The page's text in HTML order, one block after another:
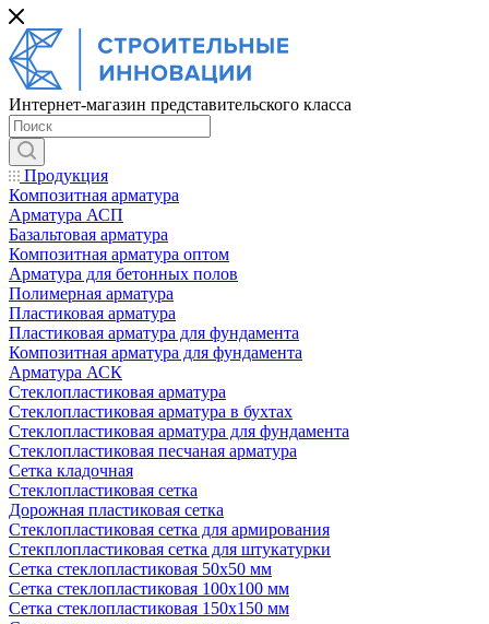
Интернет-магазин представительского класса
Продукция
Композитная арматура
Арматура АСП
Базальтовая арматура
Композитная арматура оптом
Арматура для бетонных полов
Полимерная арматура
Пластиковая арматура
Пластиковая арматура для фундамента
Композитная арматура для фундамента
Арматура АСК
Cтеклопластиковая арматура
Стеклопластиковая арматура в бухтах
Стеклопластиковая арматура для фундамента
Стеклопластиковая песчаная арматура
Сетка кладочная
Стеклопластиковая сетка
Дорожная пластиковая сетка
Стеклопластиковая сетка для армирования
Стекплопластиковая сетка для штукатурки
Сетка стеклопластиковая 50x50 мм
Сетка стеклопластиковая 100x100 мм
Сетка стеклопластиковая 150x150 мм